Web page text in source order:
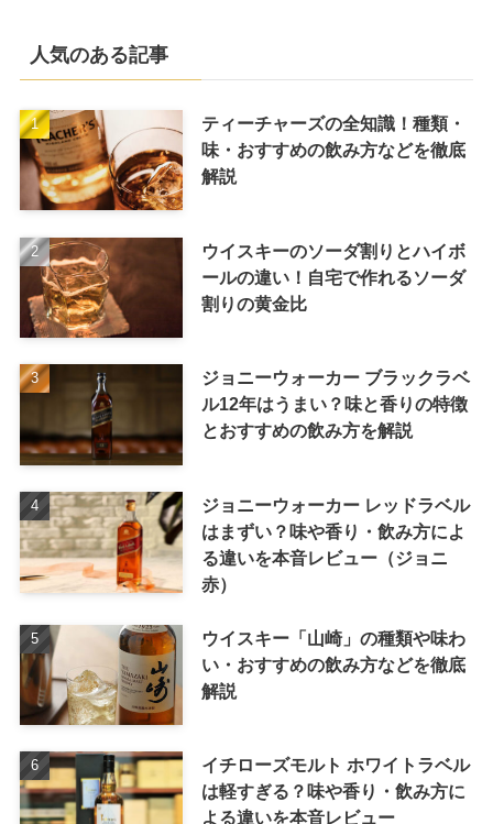
人気のある記事
ティーチャーズの全知識！種類・
味・おすすめの飲み方などを徹底
解説
ウイスキーのソーダ割りとハイボ
ールの違い！自宅で作れるソーダ
割りの黄金比
ジョニーウォーカー ブラックラベ
ル12年はうまい？味と香りの特徴
とおすすめの飲み方を解説
ジョニーウォーカー レッドラベル
はまずい？味や香り・飲み方によ
る違いを本音レビュー（ジョニ
赤）
ウイスキー「山崎」の種類や味わ
い・おすすめの飲み方などを徹底
解説
イチローズモルト ホワイトラベル
は軽すぎる？味や香り・飲み方に
よる違いを本音レビュー